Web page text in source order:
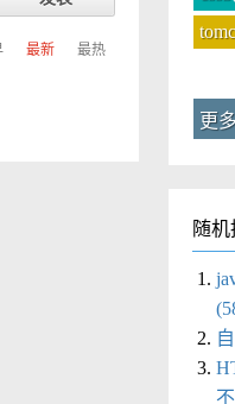
最新 最热
更
随